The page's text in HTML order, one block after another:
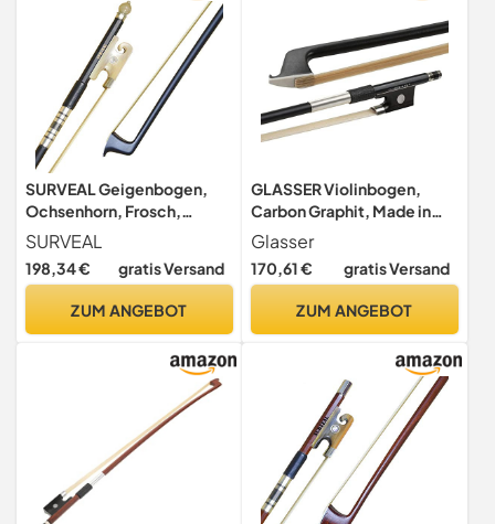
SURVEAL Geigenbogen,
Ochsenhorn, Frosch,
geschnitzt, glatte
Oberfläche, Stil mit
weißem Mongolei-
warmen Ton
SURVEAL
198,34 € gratis Versand
ZUM ANGEBOT
GLASSER Violinbogen,
Carbon Graphit, Made in
USA, 2000X-44,
Neusilberbewicklung, für
4/4 Violine
Glasser
170,61 € gratis Versand
ZUM ANGEBOT